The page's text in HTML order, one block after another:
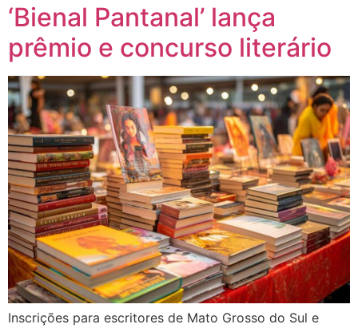
‘Bienal Pantanal’ lança
prêmio e concurso literário
Inscrições para escritores de Mato Grosso do Sul e